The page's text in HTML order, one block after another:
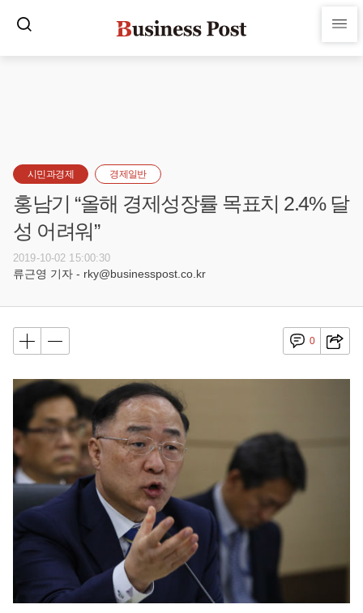
시민과경제 경제일반
홍남기 “올해 경제성장률 목표치 2.4% 달
성 어려워”
2019-10-02 15:00:30
류근영 기자 - rky@businesspost.co.kr
0